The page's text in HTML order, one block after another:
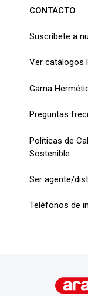
CONTACTO
Suscríbete a
Ver catálogos
Gama
Preguntas
Políticas de
Sostenible
Ser agente/
Teléfonos de